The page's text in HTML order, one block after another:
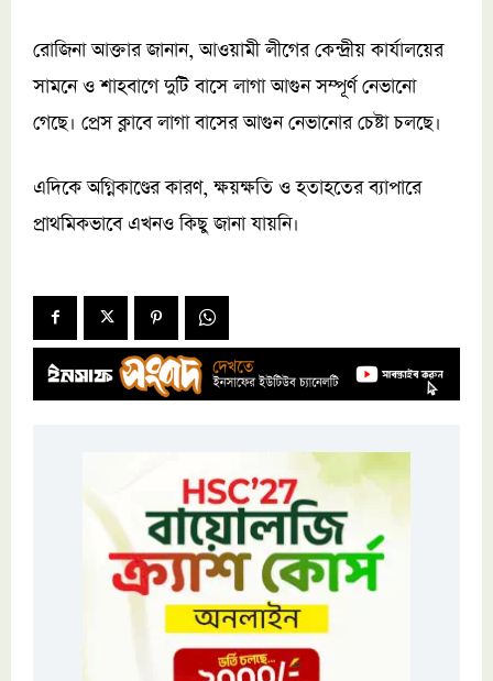
রোজিনা আক্তার জানান, আওয়ামী লীগের কেন্দ্রীয় কার্যালয়ের
সামনে ও শাহবাগে দুটি বাসে লাগা আগুন সম্পূর্ণ নেভানো
গেছে। প্রেস ক্লাবে লাগা বাসের আগুন নেভানোর চেষ্টা চলছে।
এদিকে অগ্নিকাণ্ডের কারণ, ক্ষয়ক্ষতি ও হতাহতের ব্যাপারে
প্রাথমিকভাবে এখনও কিছু জানা যায়নি।